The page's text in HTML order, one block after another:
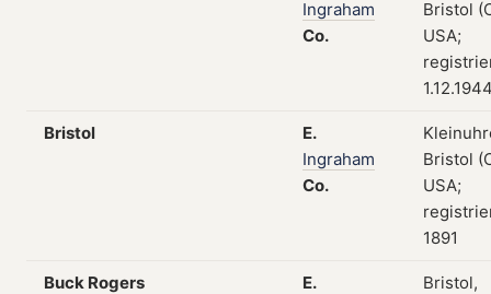
Ingraham
Co.
Bristol
USA;
Bristol
E.
Ingraham
Co.
Bristol
USA;
1891
Buck Rogers
E.
Bristol,